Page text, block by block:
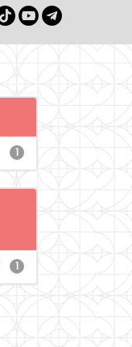
1
1